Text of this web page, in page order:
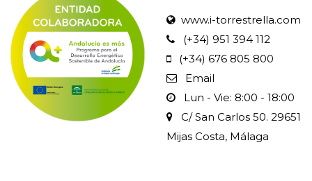
www.i-torrestrella.com
(+34) 951 394 112
(+34) 676 805 800
Email
Lun - Vie: 8:00 - 18:00
C/ San Carlos 50. 29651
Mijas Costa, Málaga